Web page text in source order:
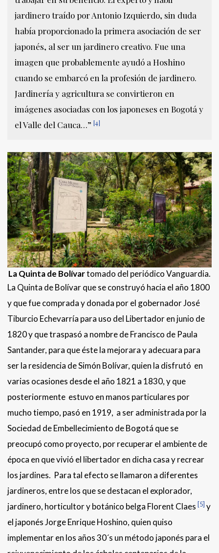
jardinero traído por Antonio Izquierdo, sin duda
había proporcionado la primera asociación de ser
japonés, al ser un jardinero creativo. Fue una
imagen que probablemente ayudó a Hoshino
cuando se embarcó en la profesión de jardinero.
Jardinería y agricultura se convirtieron en
imágenes asociadas con los japoneses en Bogotá y
el Valle del Cauca…” [4]
La Quinta de Bolívartomado del periódico Vanguardia.
La Quinta de Bolívar que se construyó hacia el año 1800
y que fue comprada y donada por el gobernador José
Tiburcio Echevarría para uso del Libertador en junio de
1820 y que traspasó a nombre de Francisco de Paula
Santander, para que éste la mejorara y adecuara para
ser la residencia de Simón Bolívar, quien la disfrutó en
varias ocasiones desde el año 1821 a 1830, y que
posteriormente estuvo en manos particulares por
mucho tiempo, pasó en 1919, a ser administrada por la
Sociedad de Embellecimiento de Bogotá que se
preocupó como proyecto, por recuperar el ambiente de
época en que vivió el libertador en dicha casa y recrear
los jardines. Para tal efecto se llamaron a diferentes
jardineros, entre los que se destacan el explorador,
jardinero, horticultor y botánico belga Florent Claes [5] y
el japonés Jorge Enrique Hoshino, quien quiso
implementar en los años 30´s un método japonés para el